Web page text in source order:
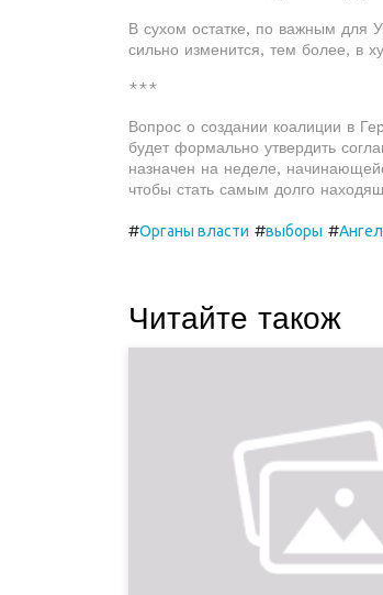
В сухом остатке, по важным для
сильно изменится, тем более, в
***
Вопрос о создании коалиции в
будет формально утвердить
назначен на неделе,
чтобы стать самым долго
#Органы власти #выборы #
Читайте також